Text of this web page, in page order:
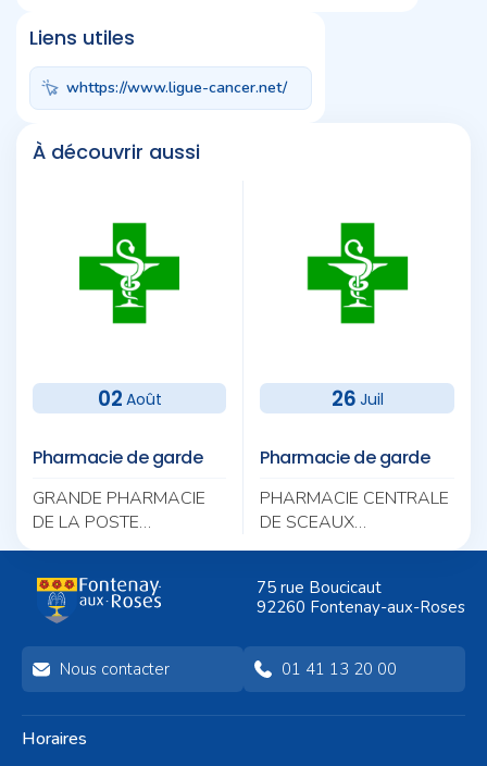
Liens utiles
whttps://www.ligue-cancer.net/
À découvrir aussi
02 Août
Pharmacie de garde
GRANDE PHARMACIE
DE LA POSTE
11 AV DE PARIS 92320
01 46 56 92 24
26 Juil
Pharmacie de garde
PHARMACIE CENTRALE
DE SCEAUX
106 RUE HOUDAN
01 46 61 00 62
75 rue Boucicaut
92260 Fontenay-aux-Roses
Nous contacter 01 41 13 20 00
Horaires